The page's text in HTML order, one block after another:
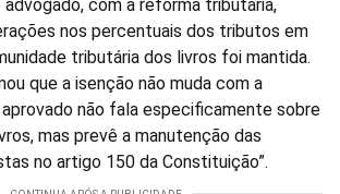
advogado, com a reforma tributária,
nos percentuais dos tributos em
tributária dos livros foi mantida.
que a isenção não muda com a
não fala especificamente sobre
mas prevê a manutenção das
no artigo 150 da Constituição”.